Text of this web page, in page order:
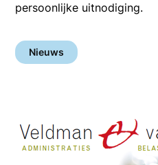
persoonlijke uitnodiging.
Nieuws